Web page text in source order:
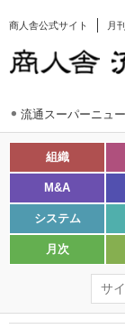
商人舎公式サイト 月
流通スーパーニュ
組織
M&A
システム
月次